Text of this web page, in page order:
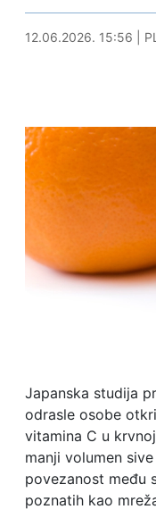
12.06.2026. 16:02
12.06.2026. 15:56
Japanska studija
odrasle osobe
vitamina C u
manji volumen
povezanost među
poznatih kao